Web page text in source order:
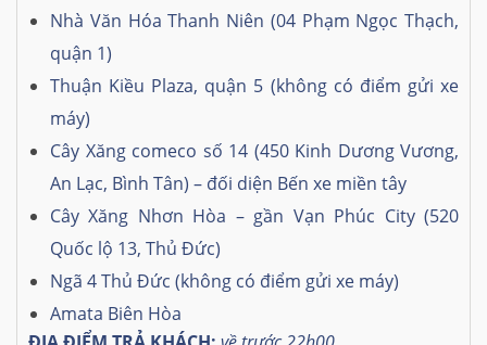
Nhà Văn Hóa Thanh Niên (04 Phạm Ngọc Thạch,
quận 1)
Thuận Kiều Plaza, quận 5 (không có điểm gửi xe
máy)
Cây Xăng comeco số 14 (450 Kinh Dương Vương,
An Lạc, Bình Tân) – đối diện Bến xe miền tây
Cây Xăng Nhơn Hòa – gần Vạn Phúc City (520
Quốc lộ 13, Thủ Đức)
Ngã 4 Thủ Đức (không có điểm gửi xe máy)
Amata Biên Hòa